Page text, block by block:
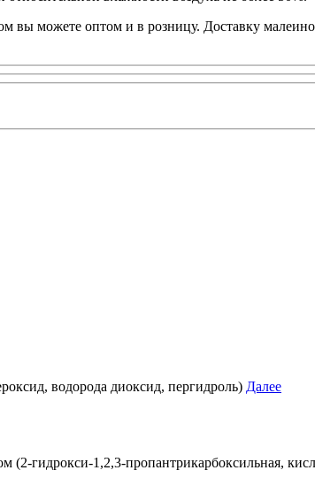
можете оптом и в розницу. Доставку
водорода диоксид, пергидроль) Далее
(2-гидрокси-1,2,3-пропантрикарбоксильная,